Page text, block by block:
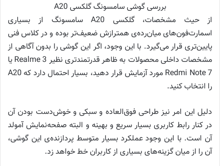
بررسی گوشی سامسونگ گلکسی A20
از حیث مشخصات، گلکسی A20 سامسونگ از بسیاری
اسمارت‌فون‌های میان‌رده‌ی همترازش ضعیف‌تر بوده و در کلاس فنی
پایین‌تری قرار می‌گیرد. با این وجود، اگر این گوشی را بدون آگاهی از
مشخصات داخلی محصولات به ظاهر قدرتمندتری نظیر Realme 3 یا
Redmi Note 7 مورد آزمایش قرار دهید، بسیار احتمال دارد که A20
را انتخاب کنید.
دلیل این امر نیز طراحی فوق‌العاده و سبکی و خوش‌دست بودن آن
در کنار رابط کاربری بسیار سریع و بهینه و البته صفحه‌نمایش آمولد
آن است. با این وجود عملکرد بسیار متوسط پردازنده‌ی این گوشی،
آن را از میان گزینه‌های بسیاری از کاربران خط خواهد زد.